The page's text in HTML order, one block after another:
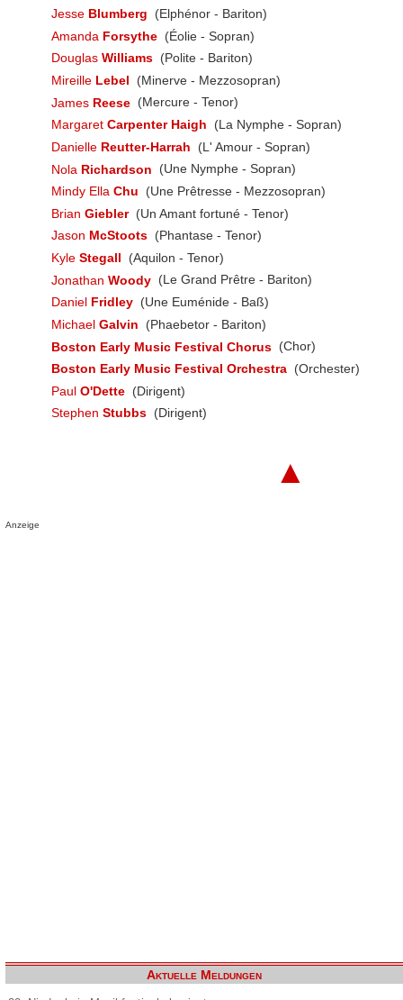
Jesse Blumberg
(Elphénor - Bariton)
Amanda Forsythe (Éolie - Sopran)
Douglas Williams (Polite - Bariton)
Mireille Lebel
(Minerve - Mezzosopran)
James Reese (Mercure - Tenor)
Margaret Carpenter Haigh
(La Nymphe - Sopran)
Danielle Reutter-Harrah
(L' Amour - Sopran)
Nola Richardson
(Une Nymphe - Sopran)
Mindy Ella Chu
(Une Prêtresse - Mezzosopran)
Brian Giebler (Un Amant fortuné - Tenor)
Jason McStoots (Phantase - Tenor)
Kyle Stegall
(Aquilon - Tenor)
Jonathan Woody (Le Grand Prêtre - Bariton)
Daniel Fridley (Une Euménide - Baß)
Michael Galvin
(Phaebetor - Bariton)
Boston Early Music Festival Chorus (Chor)
Boston Early Music Festival Orchestra (Orchester)
Paul O'Dette (Dirigent)
Stephen Stubbs (Dirigent)
▲
Anzeige
Aktuelle Meldungen